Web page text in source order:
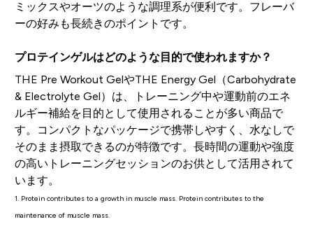
ミックスやオーツのような調理系が便利です。フレーバ
ーの好みも長続きのポイントです。
プロテインゲルはどのような目的で使われますか？
THE Pre Workout GelやTHE Energy Gel（Carbohydrate
& Electrolyte Gel）は、トレーニング中や運動前のエネ
ルギー補給を目的として使用されることが多い商品で
す。コンパクトなパッケージで携帯しやすく、水なしで
そのまま摂取できるのが特徴です。長時間の運動や強度
の高いトレーニングセッションのお供として活用されて
います。
1. Protein contributes to a growth in muscle mass. Protein contributes to the
maintenance of muscle mass.